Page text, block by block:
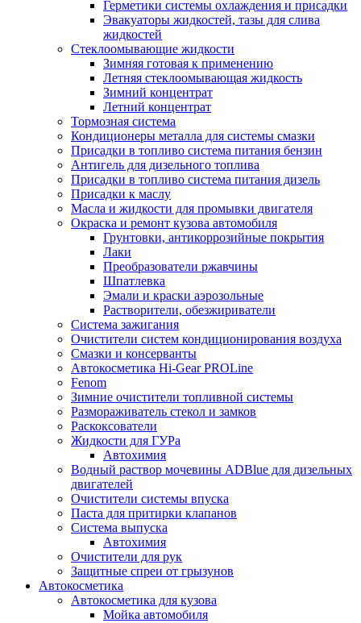
Герметики системы охлаждения и присадки
Эвакуаторы жидкостей, тазы для слива
жидкостей
Стеклоомывающие жидкости
Зимняя готовая к применению
Летняя стеклоомывающая жидкость
Зимний концентрат
Летний концентрат
Тормозная система
Кондиционеры металла для системы смазки
Присадки в топливо система питания бензин
Антигель для дизельного топлива
Присадки в топливо система питания дизель
Присадки к маслу
Масла и жидкости для промывки двигателя
Окраска и ремонт кузова автомобиля
Грунтовки, антикоррозийные покрытия
Лаки
Преобразователи ржавчины
Шпатлевка
Эмали и краски аэрозольные
Растворители, обезжириватели
Система зажигания
Очистители систем кондиционирования воздуха
Смазки и консерванты
Автокосметика Hi-Gear PROLine
Fenom
Зимние очистители топливной системы
Размораживатель стекол и замков
Раскоксователи
Жидкости для ГУРа
Автохимия
Водный раствор мочевины ADBlue для дизельных
двигателей
Очистители системы впуска
Паста для притирки клапанов
Система выпуска
Автохимия
Очистители для рук
Защитные спреи от грызунов
Автокосметика
Автокосметика для кузова
Мойка автомобиля